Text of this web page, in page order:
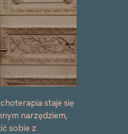
staje się
narzędziem,
sobie z